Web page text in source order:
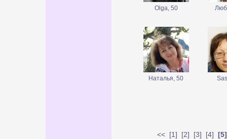
Olga, 50
Наталья, 50
<< [1] [2] [3] [4] [5]